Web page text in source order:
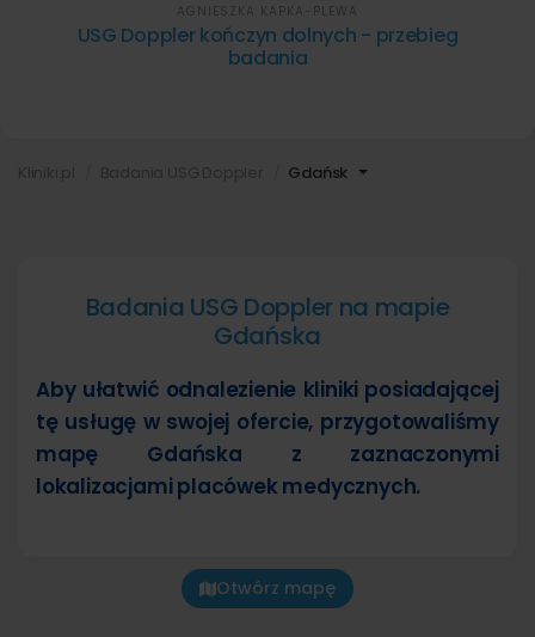
Gdańsk
USG Doppler kończyn dolnych - przebieg
badania
AGNIESZKA KAPKA-PLEWA
Badania USG Doppler na mapie
Gdańska
Aby ułatwić odnalezienie kliniki posiadającej
tę usługę w swojej ofercie, przygotowaliśmy
mapę Gdańska z zaznaczonymi
lokalizacjami placówek medycznych.
Otwórz mapę